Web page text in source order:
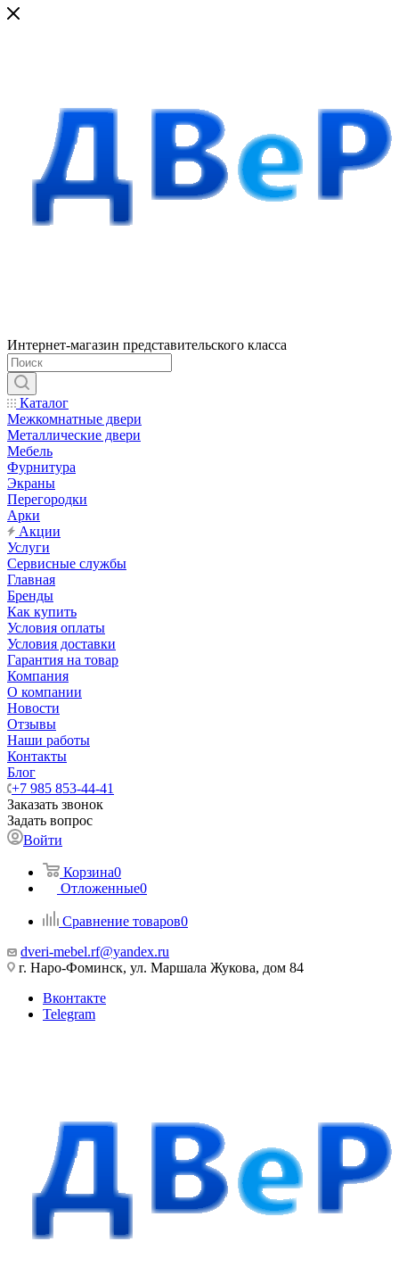
Интернет-магазин представительского класса
Каталог
Межкомнатные двери
Металлические двери
Мебель
Фурнитура
Экраны
Перегородки
Арки
Акции
Услуги
Сервисные службы
Главная
Бренды
Как купить
Условия оплаты
Условия доставки
Гарантия на товар
Компания
О компании
Новости
Отзывы
Наши работы
Контакты
Блог
+7 985 853-44-41
Заказать звонок
Задать вопрос
Войти
Корзина0
Отложенные0
Сравнение товаров0
dveri-mebel.rf@yandex.ru
г. Наро-Фоминск, ул. Маршала Жукова, дом 84
Вконтакте
Telegram